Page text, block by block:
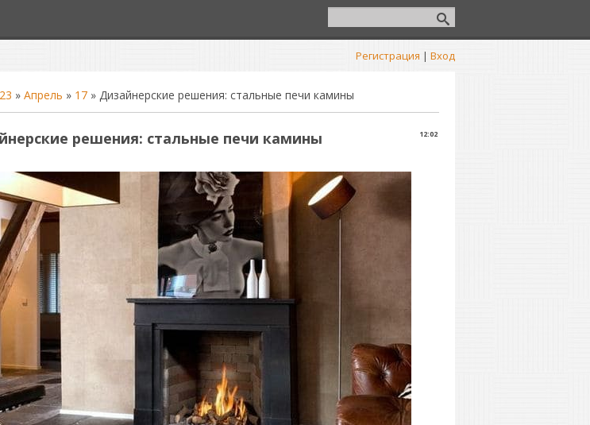
Регистрация | Вход
» Апрель » 17» Дизайнерские решения: стальные печи камины
12:02
решения: стальные печи камины